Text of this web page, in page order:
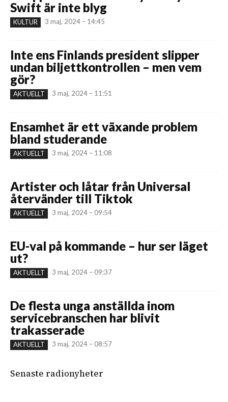
Swift är inte blyg
KULTUR 3 maj, 2024 – 14:45
Inte ens Finlands president slipper
undan biljettkontrollen – men vem
gör?
AKTUELLT 3 maj, 2024 – 11:51
Ensamhet är ett växande problem
bland studerande
AKTUELLT 3 maj, 2024 – 11:08
Artister och låtar från Universal
återvänder till Tiktok
AKTUELLT 3 maj, 2024 – 09:54
EU-val på kommande – hur ser läget
ut?
AKTUELLT 3 maj, 2024 – 09:37
De flesta unga anställda inom
servicebranschen har blivit
trakasserade
AKTUELLT 3 maj, 2024 – 08:57
Senaste radionyheter